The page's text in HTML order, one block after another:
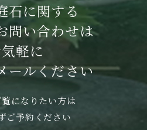
石に関する
問い合わせは
軽に
ールください
になりたい方は
ご予約ください